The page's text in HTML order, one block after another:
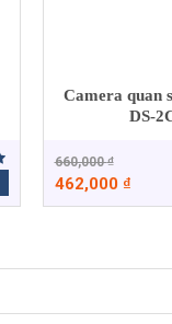
Camera quan
DS-
660,000₫
462,000 ₫